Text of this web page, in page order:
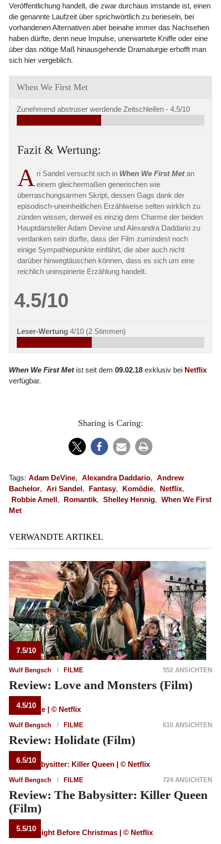
Veröffentlichung handelt, die zwar durchaus imstande ist, einen
die genannte Laufzeit über sprichwörtlich zu berieseln, bei
vorhandenen Alternativen aber beinahe immer das Nachsehen
haben dürfte, denn neue Impulse, unerwartete Kniffe oder eine
über das nötige Maß hinausgehende Dramaturgie erhofft man
sich hier vergeblich.
When We First Met
Zunehmend abstruser werdende Zeitschleifen - 4.5/10
Fazit & Wertung:
A ri Sandel versucht sich in When We First Metan
einem gleichermaßen generischen wie
überraschungsarmen Skript, dessen Gags dank der
episodisch-uneinheitlichen Erzählweise selten wirklich zu
zünden wissen, derweil es einzig dem Charme der beiden
Hauptdarsteller Adam Devine und Alexandra Daddario zu
verdanken sein dürfte, dass der Film zumindest noch
einige Sympathiepunkte einfährt, die aber auch nicht
darüber hinwegtäuschen können, dass es sich um eine
reichlich uninspirierte Erzählung handelt.
4.5/10
Leser-Wertung 4/10 (2Stimmen)
When We First Metist seit dem 09.02.18exklusiv bei Netflix
verfügbar.
Sharing is Caring:
Tags: Adam DeVine, Alexandra Daddario, Andrew
Bachelor, Ari Sandel, Fantasy, Komödie, Netflix,
Robbie Amell, Romantik, Shelley Hennig, When We First
Met
VERWANDTE ARTIKEL
7.5/10
Wulf Bengsch FILME 552 ANSICHTEN
Review: Love and Monsters (Film)
4.5/10
Wulf Bengsch FILME 610 ANSICHTEN
Review: Holidate (Film)
6.5/10
Wulf Bengsch FILME 724 ANSICHTEN
Review: The Babysitter: Killer Queen
(Film)
5.5/10